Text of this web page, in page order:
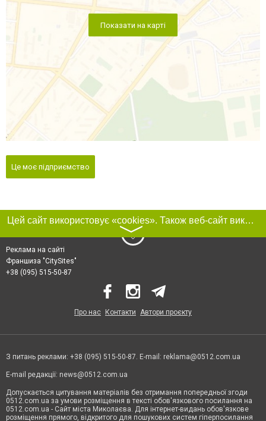
Показати на карті
Це моє підприємство
Цей сайт використовує «cookies». Також веб-сайт використовує інтернет-сервіс для збору технічних даних стосовно відвідувачів з метою отримання маркетингової та статистичної інформації. Умови обробки даних відвідувачів сайту див.
〉
Реклама на сайті
Франшиза "CitySites"
+38 (095) 515-50-87
Про нас Контакти Автори проєкту
З питань реклами: +38 (095) 515-50-87. E-mail: reklama@0512.com.ua
E-mail редакції: news@0512.com.ua
Допускається цитування матеріалів без отримання попередньої згоди
0512.com.ua за умови розміщення в тексті обов'язкового посилання на
0512.com.ua - Сайт міста Миколаєва. Для інтернет-видань обов'язкове
розміщення прямого, відкритого для пошукових систем гіперпосилання